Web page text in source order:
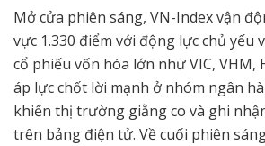
Mở cửa phiên sáng, VN-Index vận
vực 1.330 điểm với động lực chủ yếu
cổ phiếu vốn hóa lớn như VIC, VHM,
áp lực chốt lời mạnh ở nhóm ngân
khiến thị trường giằng co và ghi
trên bảng điện tử. Về cuối phiên